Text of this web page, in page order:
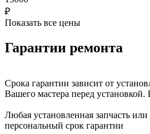
₽
Показать все цены
Гарантии ремонта
Срока гарантии зависит от
Вашего мастера перед
Любая установленная запчасть
персональный срок гарантии